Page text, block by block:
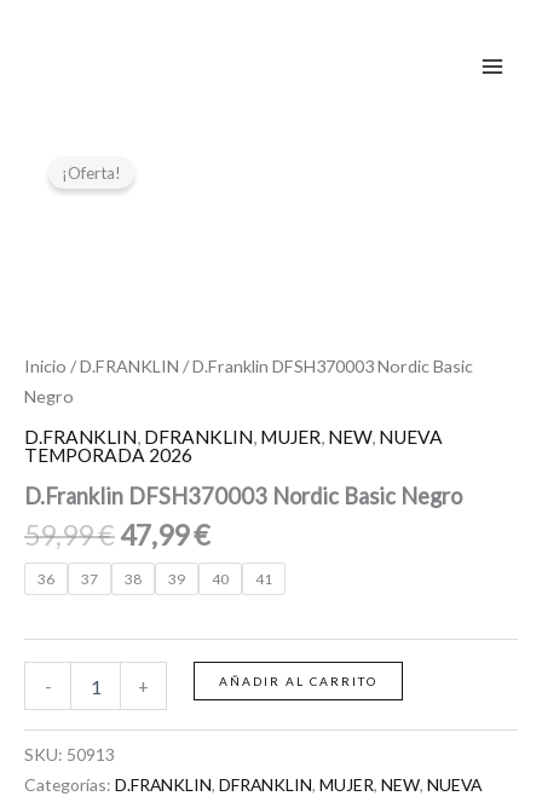
¡Oferta!
Inicio /D.FRANKLIN / D.Franklin DFSH370003 Nordic Basic
Negro
D.FRANKLIN, DFRANKLIN, MUJER, NEW, NUEVA
TEMPORADA 2026
D.Franklin DFSH370003 Nordic Basic Negro
59,99€47,99€
36 37 38 39 40 41
-
DFSH370003
Nordic
+ AÑADIR AL CARRITO
SKU: 50913
Categorías: D.FRANKLIN, DFRANKLIN, MUJER, NEW, NUEVA